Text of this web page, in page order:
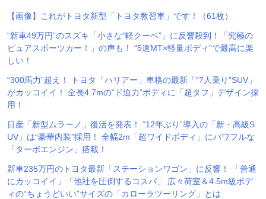
【画像】これがトヨタ新型「トヨタ教習車」です！（61枚）
“新車49万円”のスズキ「小さな“軽クーペ”」に反響殺到！「究極の
ピュアスポーツカー！」の声も！ “5速MT×軽量ボディ”で最高に楽
しい！
“300馬力”超え！ トヨタ「ハリアー」車格の最新「“7人乗り”SUV」
がカッコイイ！ 全長4.7mの“ド迫力”ボディに「超タフ」デザイン採
用！
日産「新型ムラーノ」復活を発表！ “12年ぶり”導入の「新・高級S
UV」は“豪華内装”採用！ 全幅2m「超ワイドボディ」にパワフルな
「ターボエンジン」搭載！
新車235万円のトヨタ最新「ステーションワゴン」に反響！ 「普通
にカッコイイ」「他社を圧倒するコスパ」 広々荷室＆4.5m級ボデ
ィの“ちょうどいい”サイズの「カローラツーリング」とは